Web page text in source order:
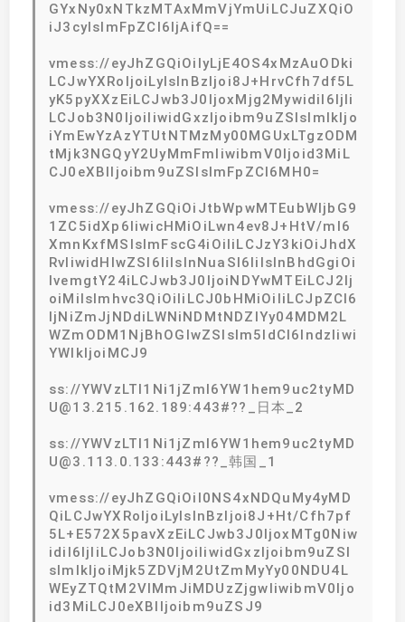
GYxNy0xNTkzMTAxMmVjYmUiLCJuZXQiO
iJ3cyIsImFpZCI6IjAifQ==
vmess://eyJhZGQiOiIyLjE4OS4xMzAuODki
LCJwYXRoIjoiLyIsInBzIjoi8J+HrvCfh7df5L
yK5pyXXzEiLCJwb3J0IjoxMjg2MywidiI6IjIi
LCJob3N0IjoiIiwidGxzIjoibm9uZSIsImlkIjo
iYmEwYzAzYTUtNTMzMy00MGUxLTgzODM
tMjk3NGQyY2UyMmFmIiwibmV0Ijoid3MiL
CJ0eXBlIjoibm9uZSIsImFpZCI6MH0=
vmess://eyJhZGQiOiJtbWpwMTEubWljbG9
1ZC5idXp6IiwicHMiOiLwn4ev8J+HtV/ml6
XmnKxfMSIsImFscG4iOiIiLCJzY3kiOiJhdX
RvIiwidHlwZSI6IiIsInNuaSI6IiIsInBhdGgiOi
IvemgtY24iLCJwb3J0IjoiNDYwMTEiLCJ2Ij
oiMiIsImhvc3QiOiIiLCJ0bHMiOiIiLCJpZCI6
IjNiZmJjNDdiLWNiNDMtNDZlYy04MDM2L
WZmODM1NjBhOGIwZSIsIm5ldCI6IndzIiwi
YWlkIjoiMCJ9
ss://YWVzLTI1Ni1jZmI6YW1hem9uc2tyMD
U@13.215.162.189:443#??_日本_2
ss://YWVzLTI1Ni1jZmI6YW1hem9uc2tyMD
U@3.113.0.133:443#??_韩国_1
vmess://eyJhZGQiOiI0NS4xNDQuMy4yMD
QiLCJwYXRoIjoiLyIsInBzIjoi8J+Ht/Cfh7pf
5L+E572X5pavXzEiLCJwb3J0IjoxMTg0Niw
idiI6IjIiLCJob3N0IjoiIiwidGxzIjoibm9uZSI
sImlkIjoiMjk5ZDVjM2UtZmMyYy00NDU4L
WEyZTQtM2VlMmJiMDUzZjgwIiwibmV0Ijo
id3MiLCJ0eXBlIjoibm9uZSJ9